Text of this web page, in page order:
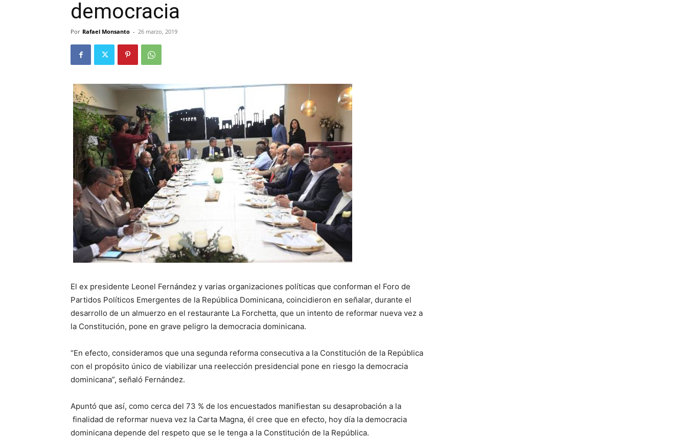
democracia
Por Rafael Monsanto - 26 marzo, 2019
El ex presidente Leonel Fernández y varias organizaciones políticas que conforman el Foro de
Partidos Políticos Emergentes de la República Dominicana, coincidieron en señalar, durante el
desarrollo de un almuerzo en el restaurante La Forchetta, que un intento de reformar nueva vez a
la Constitución, pone en grave peligro la democracia dominicana.
“En efecto, consideramos que una segunda reforma consecutiva a la Constitución de la República
con el propósito único de viabilizar una reelección presidencial pone en riesgo la democracia
dominicana”, señaló Fernández.
Apuntó que así, como cerca del 73 % de los encuestados manifiestan su desaprobación a la
finalidad de reformar nueva vez la Carta Magna, él cree que en efecto, hoy día la democracia
dominicana depende del respeto que se le tenga a la Constitución de la República.